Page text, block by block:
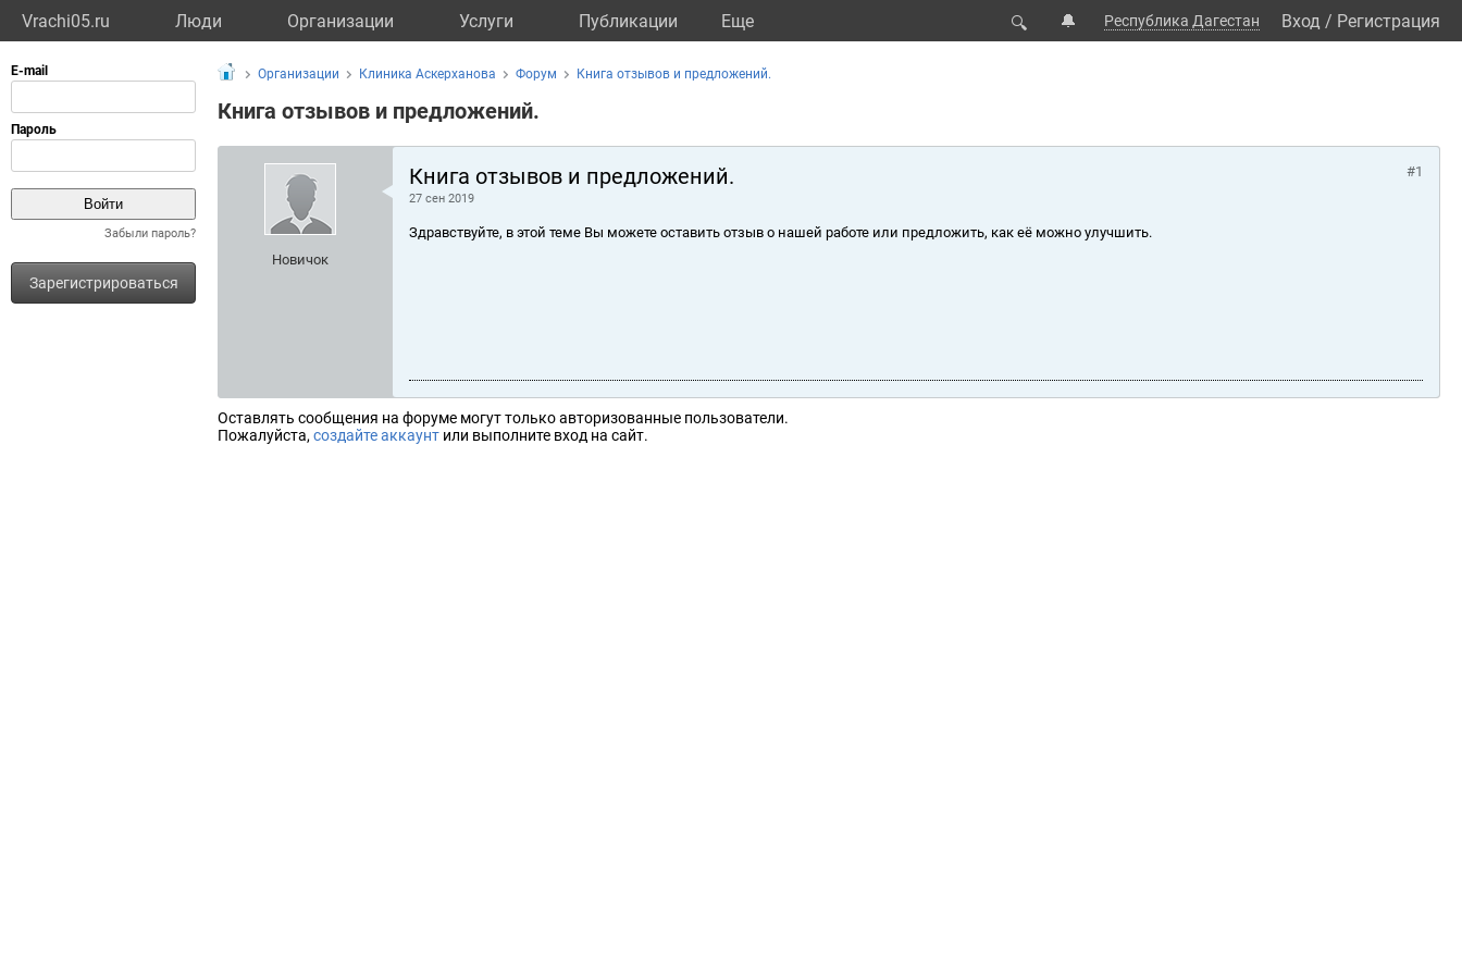
Vrachi05.ru Люди Организации Услуги Публикации Eще 🔍 🔔 Республика Дагестан Вход / Регистрация
Забыли пароль?
Зарегистрироваться
Организации Клиника Аскерханова Форум Книга отзывов и предложений.
Книга отзывов и предложений.
Новичок
Книга отзывов и предложений.
27 сен 2019
#1
Здравствуйте, в этой теме Вы можете оставить отзыв о нашей работе или предложить, как её можно улучшить.
Оставлять сообщения на форуме могут только авторизованные пользователи.
Пожалуйста, создайте аккаунт или выполните вход на сайт.